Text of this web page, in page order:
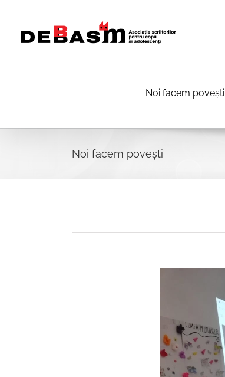
content
Noi facem povești
Noi facem povești